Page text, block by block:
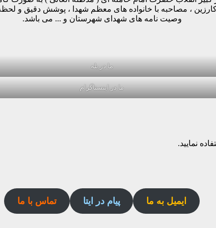
، مصاحبه با خانواده های معظم شهدا ، پوشش دقیق و
وصیت نامه های شهدای شهرستان و ... می باشد.
ما در بله
ما در اینستاگرام
نمایید.
ایمیل به ما پیام در ایتا تماس با ما